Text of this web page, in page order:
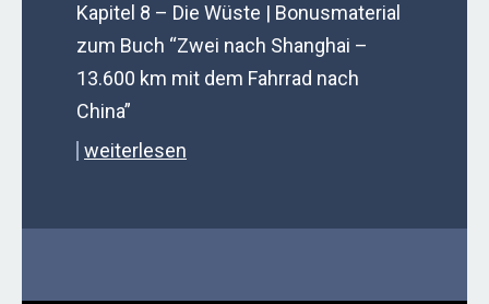
Kapitel 8 – Die Wüste | Bonusmaterial
zum Buch “Zwei nach Shanghai –
13.600 km mit dem Fahrrad nach
China”
weiterlesen